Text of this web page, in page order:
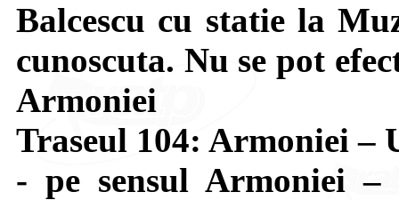
Balcescu cu statie la
cunoscuta. Nu se pot
Armoniei
Traseul 104: Armoniei –
- pe sensul Armoniei